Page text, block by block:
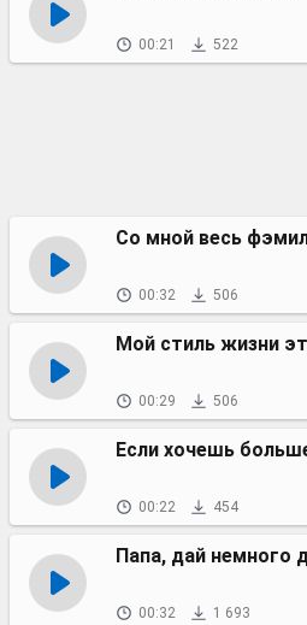
00:21 522
Со мной весь
00:32 506
Мой стиль жизни
00:29 506
Если хочешь
00:22 454
Папа, дай немного
00:32 1 693